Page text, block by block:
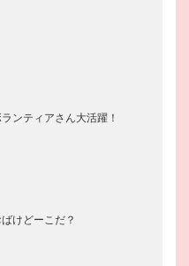
ランティアさん大活躍！
ばけどーこだ？